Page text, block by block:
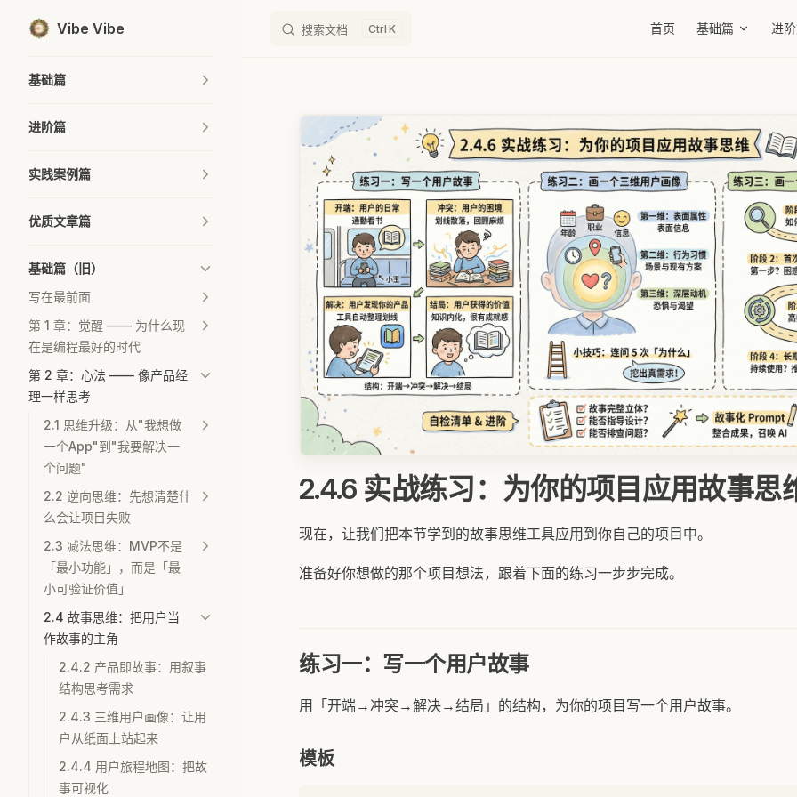
Skip to content
Vibe Vibe 搜索文档 K 首页 基础篇 进
基础篇
进阶篇
实践案例篇
优质文章篇
基础篇（旧）
写在最前面
第 1 章：觉醒 —— 为什么现
在是编程最好的时代
第 2 章：心法 —— 像产品经
理一样思考
2.1 思维升级：从"我想做
一个App"到"我要解决一
个问题"
2.2 逆向思维：先想清楚什
么会让项目失败
2.3 减法思维：MVP不是
「最小功能」，而是「最
小可验证价值」
2.4 故事思维：把用户当
作故事的主角
2.4.2 产品即故事：用叙事
结构思考需求
2.4.3 三维用户画像：让用
户从纸面上站起来
2.4.4 用户旅程地图：把故
事可视化
2.4.6 实战练习：为你的项目应用故事思
现在，让我们把本节学到的故事思维工具应用到你自己的项目中。
准备好你想做的那个项目想法，跟着下面的练习一步步完成。
练习一：写一个用户故事
用「开端→冲突→解决→结局」的结构，为你的项目写一个用户故事。
模板